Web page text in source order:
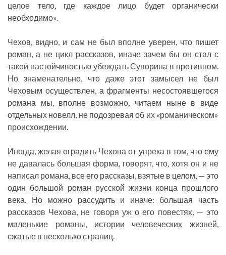
целое тело, где каждое лицо будет органически
необходимо».
Чехов, видно, и сам не был вполне уверен, что пишет
роман, а не цикл рассказов, иначе зачем бы он стал с
такой настойчивостью убеждать Суворина в противном.
Но знаменательно, что даже этот замысел не был
Чеховым осуществлен, а фрагменты несостоявшегося
романа мы, вполне возможно, читаем ныне в виде
отдельных новелл, не подозревая об их «романическом»
происхождении.
Иногда, желая оградить Чехова от упрека в том, что ему
не давалась большая форма, говорят, что, хотя он и не
написал романа, все его рассказы, взятые в целом, — это
один большой роман русской жизни конца прошлого
века. Но можно рассудить и иначе: большая часть
рассказов Чехова, не говоря уж о его повестях, — это
маленькие романы, истории человеческих жизней,
сжатые в несколько страниц.